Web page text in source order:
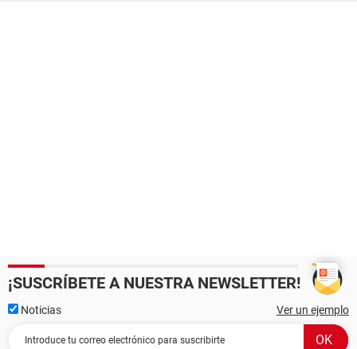
¡SUSCRÍBETE A NUESTRA NEWSLETTER!
Noticias Ver un ejemplo